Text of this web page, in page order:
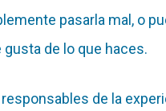
pasarla mal, o
de lo que haces.
de la